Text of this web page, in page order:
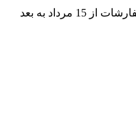
قابل توجه خریداران گرامی، تمامی سفارشات از 15 مرداد به بعد